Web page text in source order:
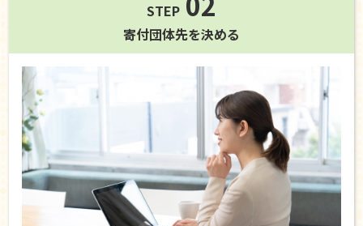
STEP
寄付団体先を決める